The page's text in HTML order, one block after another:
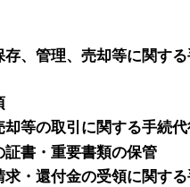
、管理、売却等に関す
等の取引に関する手続
書・重要書類の保管
・還付金の受領に関す